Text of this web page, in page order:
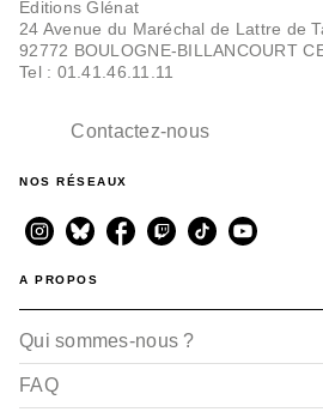
Editions Glénat
24 Avenue du Maréchal de Lattre de
92772 BOULOGNE-BILLANCOURT
Tel : 01.41.46.11.11
Contactez-nous
NOS RÉSEAUX
A PROPOS
Qui sommes-nous ?
FAQ